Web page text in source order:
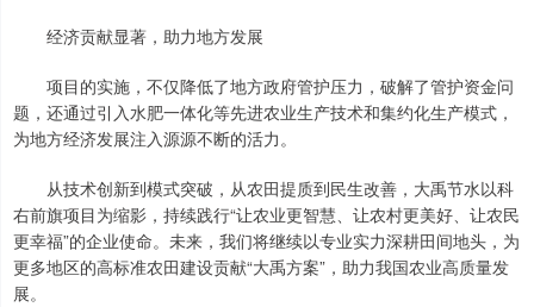
经济贡献显著，助力地方发展
项目的实施，不仅降低了地方政府管护压力，破解了管护资金问
题，还通过引入水肥一体化等先进农业生产技术和集约化生产模式，
为地方经济发展注入源源不断的活力。
从技术创新到模式突破，从农田提质到民生改善，大禹节水以科
右前旗项目为缩影，持续践行“让农业更智慧、让农村更美好、让农民
更幸福”的企业使命。未来，我们将继续以专业实力深耕田间地头，为
更多地区的高标准农田建设贡献“大禹方案”，助力我国农业高质量发
展。